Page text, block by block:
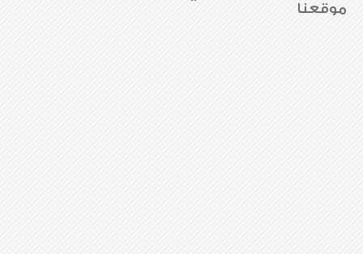
موقعنا